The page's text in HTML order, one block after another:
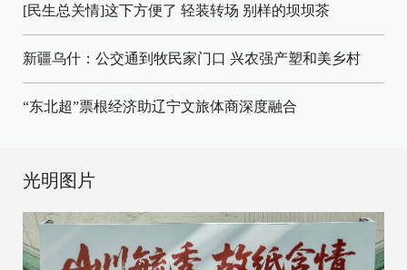
[民生总关情]这下方便了 轻装转场 别样的坝坝茶
新疆乌什：公交通到牧民家门口 兴农强产塑和美乡村
“东北超”票根经济助辽宁文旅体商深度融合
光明图片